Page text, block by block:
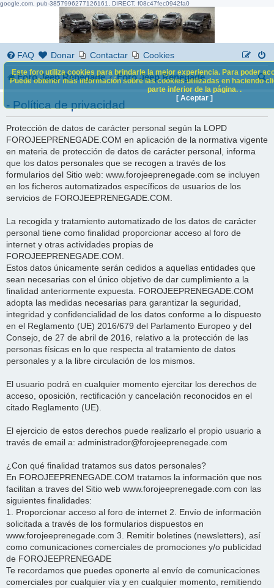
google.com, pub-3857996277126161, DIRECT, f08c47fec0942fa0
FAQ Donar Contactar Cookies
Foro Jeep Renegade Foro Jeep Renegade
B
s
- Política de privacidad
Protección de datos de carácter personal según la LOPD
FOROJEEPRENEGADE.COM en aplicación de la normativa vigente
en materia de protección de datos de carácter personal, informa
que los datos personales que se recogen a través de los
formularios del Sitio web: www.forojeeprenegade.com se incluyen
en los ficheros automatizados específicos de usuarios de los
servicios de FOROJEEPRENEGADE.COM.
La recogida y tratamiento automatizado de los datos de carácter
personal tiene como finalidad proporcionar acceso al foro de
internet y otras actividades propias de
FOROJEEPRENEGADE.COM.
Estos datos únicamente serán cedidos a aquellas entidades que
sean necesarias con el único objetivo de dar cumplimiento a la
finalidad anteriormente expuesta. FOROJEEPRENEGADE.COM
adopta las medidas necesarias para garantizar la seguridad,
integridad y confidencialidad de los datos conforme a lo dispuesto
en el Reglamento (UE) 2016/679 del Parlamento Europeo y del
Consejo, de 27 de abril de 2016, relativo a la protección de las
personas físicas en lo que respecta al tratamiento de datos
personales y a la libre circulación de los mismos.
El usuario podrá en cualquier momento ejercitar los derechos de
acceso, oposición, rectificación y cancelación reconocidos en el
citado Reglamento (UE).
El ejercicio de estos derechos puede realizarlo el propio usuario a
través de email a: administrador@forojeeprenegade.com
¿Con qué finalidad tratamos sus datos personales?
En FOROJEEPRENEGADE.COM tratamos la información que nos
facilitan a traves del Sitio web www.forojeeprenegade.com con las
siguientes finalidades:
1. Proporcionar acceso al foro de internet 2. Envío de información
solicitada a través de los formularios dispuestos en
www.forojeeprenegade.com 3. Remitir boletines (newsletters), así
como comunicaciones comerciales de promociones y/o publicidad
de FOROJEEPRENEGADE
Te recordamos que puedes oponerte al envío de comunicaciones
comerciales por cualquier vía y en cualquier momento, remitiendo
Este foro utiliza cookies para brindarle la mejor experiencia. Para poder
Puede obtener más información sobre las cookies utilizadas en haciendo
parte inferior de la página. .
[ Aceptar ]